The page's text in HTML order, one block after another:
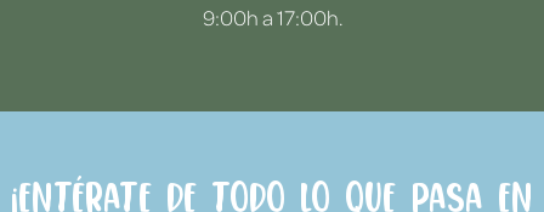
9:00h a 17:00h.
¡Entérate de todo lo que pasa en